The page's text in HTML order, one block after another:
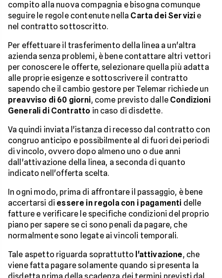
compito alla nuova compagnia e bisogna comunque
seguire le regole contenute nella Carta dei Servizi e
nel contratto sottoscritto.
Per effettuare il trasferimento della linea a un'altra
azienda senza problemi, è bene contattare altri vettori
per conoscere le offerte, selezionare quella più adatta
alle proprie esigenze e sottoscrivere il contratto
sapendo che il cambio gestore per Telemar richiede un
preavviso di 60 giorni, come previsto dalle Condizioni
Generali di Contratto in caso di disdette.
Va quindi inviata l'istanza di recesso dal contratto con
congruo anticipo e possibilmente al di fuori dei periodi
di vincolo, ovvero dopo almeno uno o due anni
dall'attivazione della linea, a seconda di quanto
indicato nell'offerta scelta.
In ogni modo, prima di affrontare il passaggio, è bene
accertarsi di essere in regola con i pagamenti delle
fatture e verificare le specifiche condizioni del proprio
piano per sapere se ci sono penali da pagare, che
normalmente sono legate ai vincoli temporali.
Tale aspetto riguarda soprattutto l'attivazione, che
viene fatta pagare solamente quando si presenta la